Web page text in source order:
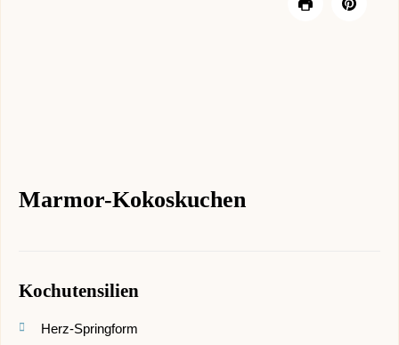
Marmor-Kokoskuchen
Kochutensilien
Herz-Springform